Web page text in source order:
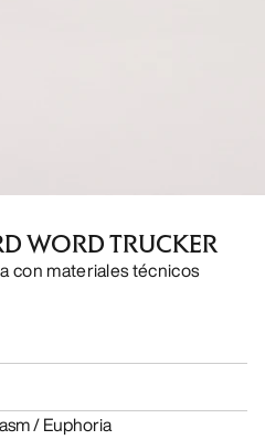
WORD TRUCKER
con materiales técnicos
/ Euphoria